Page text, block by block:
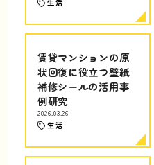
生活
賃貸マンションの原
状回復に役立つ壁紙
補修シールの活用事
例研究
2026.03.26
生活